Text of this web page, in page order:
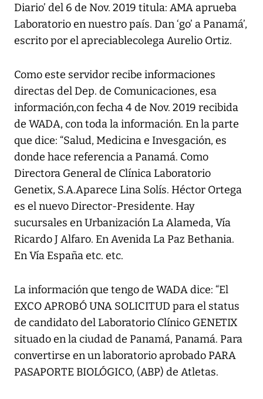
Diario’ del 6 de Nov. 2019 titula: AMA aprueba
Laboratorio en nuestro país. Dan ‘go’ a Panamá’,
escrito por el apreciablecolega Aurelio Ortiz.
Como este servidor recibe informaciones
directas del Dep. de Comunicaciones, esa
información,con fecha 4 de Nov. 2019 recibida
de WADA, con toda la información. En la parte
que dice: “Salud, Medicina e Invesgación, es
donde hace referencia a Panamá. Como
Directora General de Clínica Laboratorio
Genetix, S.A.Aparece Lina Solís. Héctor Ortega
es el nuevo Director-Presidente. Hay
sucursales en Urbanización La Alameda, Vía
Ricardo J Alfaro. En Avenida La Paz Bethania.
En Vía España etc. etc.
La información que tengo de WADA dice: “El
EXCO APROBÓ UNA SOLICITUD para el status
de candidato del Laboratorio Clínico GENETIX
situado en la ciudad de Panamá, Panamá. Para
convertirse en un laboratorio aprobado PARA
PASAPORTE BIOLÓGICO, (ABP) de Atletas.